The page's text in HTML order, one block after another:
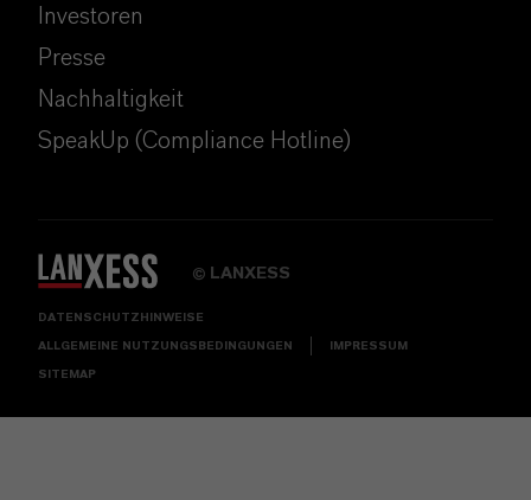
Investoren
Presse
Nachhaltigkeit
SpeakUp (Compliance Hotline)
© LANXESS
DATENSCHUTZHINWEISE
ALLGEMEINE NUTZUNGSBEDINGUNGEN IMPRESSUM
SITEMAP